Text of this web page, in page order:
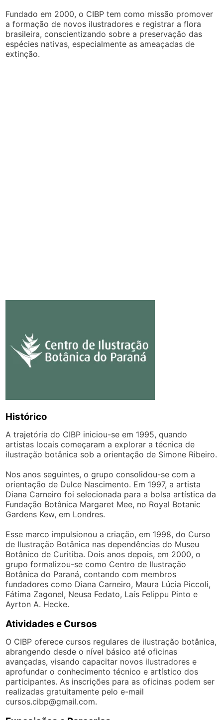
Fundado em 2000, o CIBP tem como missão promover
a formação de novos ilustradores e registrar a flora
brasileira, conscientizando sobre a preservação das
espécies nativas, especialmente as ameaçadas de
extinção.
Histórico
A trajetória do CIBP iniciou-se em 1995, quando
artistas locais começaram a explorar a técnica de
ilustração botânica sob a orientação de Simone Ribeiro.
Nos anos seguintes, o grupo consolidou-se com a
orientação de Dulce Nascimento. Em 1997, a artista
Diana Carneiro foi selecionada para a bolsa artística da
Fundação Botânica Margaret Mee, no Royal Botanic
Gardens Kew, em Londres.
Esse marco impulsionou a criação, em 1998, do Curso
de Ilustração Botânica nas dependências do Museu
Botânico de Curitiba. Dois anos depois, em 2000, o
grupo formalizou-se como Centro de Ilustração
Botânica do Paraná, contando com membros
fundadores como Diana Carneiro, Maura Lúcia Piccoli,
Fátima Zagonel, Neusa Fedato, Laís Felippu Pinto e
Ayrton A. Hecke.
Atividades e Cursos
O CIBP oferece cursos regulares de ilustração botânica,
abrangendo desde o nível básico até oficinas
avançadas, visando capacitar novos ilustradores e
aprofundar o conhecimento técnico e artístico dos
participantes. As inscrições para as oficinas podem ser
realizadas gratuitamente pelo e-mail
cursos.cibp@gmail.com.